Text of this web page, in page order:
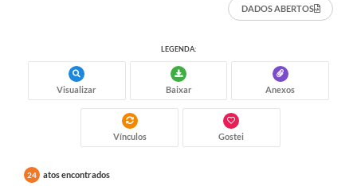
DADOS ABERTOS
LEGENDA:
Visualizar Baixar Anexos
Vínculos Gostei
24 atos encontrados